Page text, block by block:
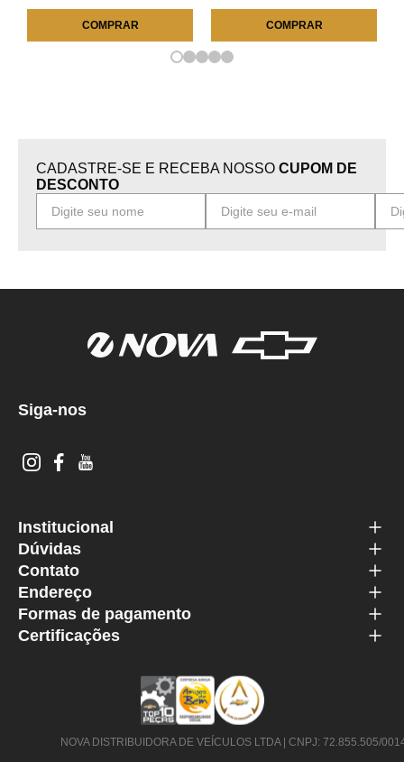
COMPRAR COMPRAR
CADASTRE-SE E RECEBA NOSSO CUPOM DE
DESCONTO
Siga-nos
Institucional
Dúvidas
Contato
Endereço
Formas de pagamento
Certificações
NOVA DISTRIBUIDORA DE VEÍCULOS LTDA | CNPJ: 72.855.505/